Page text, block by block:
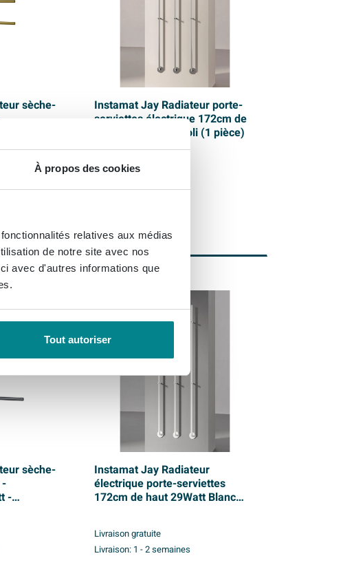
À propos des cookies
relatives aux médias
de notre site avec nos
avec d'autres informations que
Tout autoriser
sèche-
Instamat Jay Radiateur porte-
serviettes électrique 172cm de
haut 29Watt inox poli (1 pièce)
Livraison gratuite
584,99
sèche-
-
Instamat Jay Radiateur
électrique porte-serviettes
172cm de haut 29Watt Blanc
Livraison gratuite
Livraison: 1 - 2 semaines